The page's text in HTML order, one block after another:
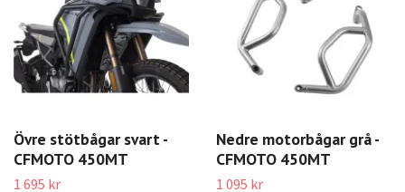
Övre stötbågar svart -
CFMOTO 450MT
1 695 kr
Nedre motorbågar grå -
CFMOTO 450MT
1 095 kr